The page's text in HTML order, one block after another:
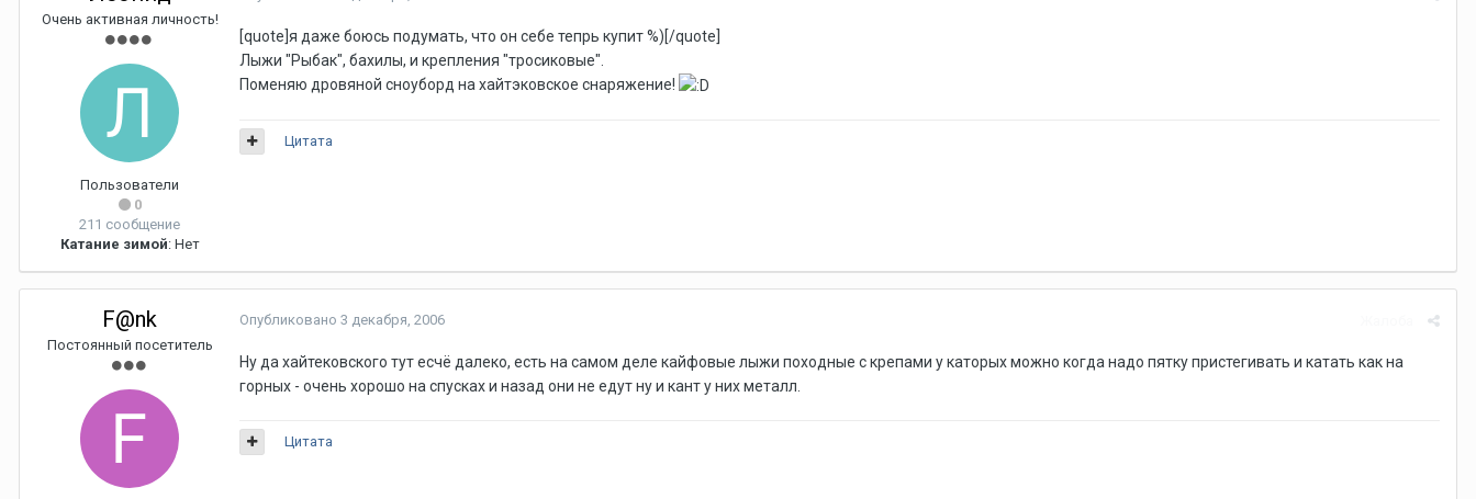
Очень активная личность!
Пользователи
0
211 сообщение
Катание зимой: Нет
[quote]я даже боюсь подумать, что он себе тепрь купит %)[/quote]
Лыжи "Рыбак", бахилы, и крепления "тросиковые".
Поменяю дровяной сноуборд на хайтэковское снаряжение!
Цитата
F@nk
Постоянный посетитель
Опубликовано 3 декабря, 2006
Ну да хайтековского тут есчё далеко, есть на самом деле кайфовые лыжи походные с крепами у каторых можно когда надо пятку пристегивать и катать как на
горных - очень хорошо на спусках и назад они не едут ну и кант у них металл.
Цитата